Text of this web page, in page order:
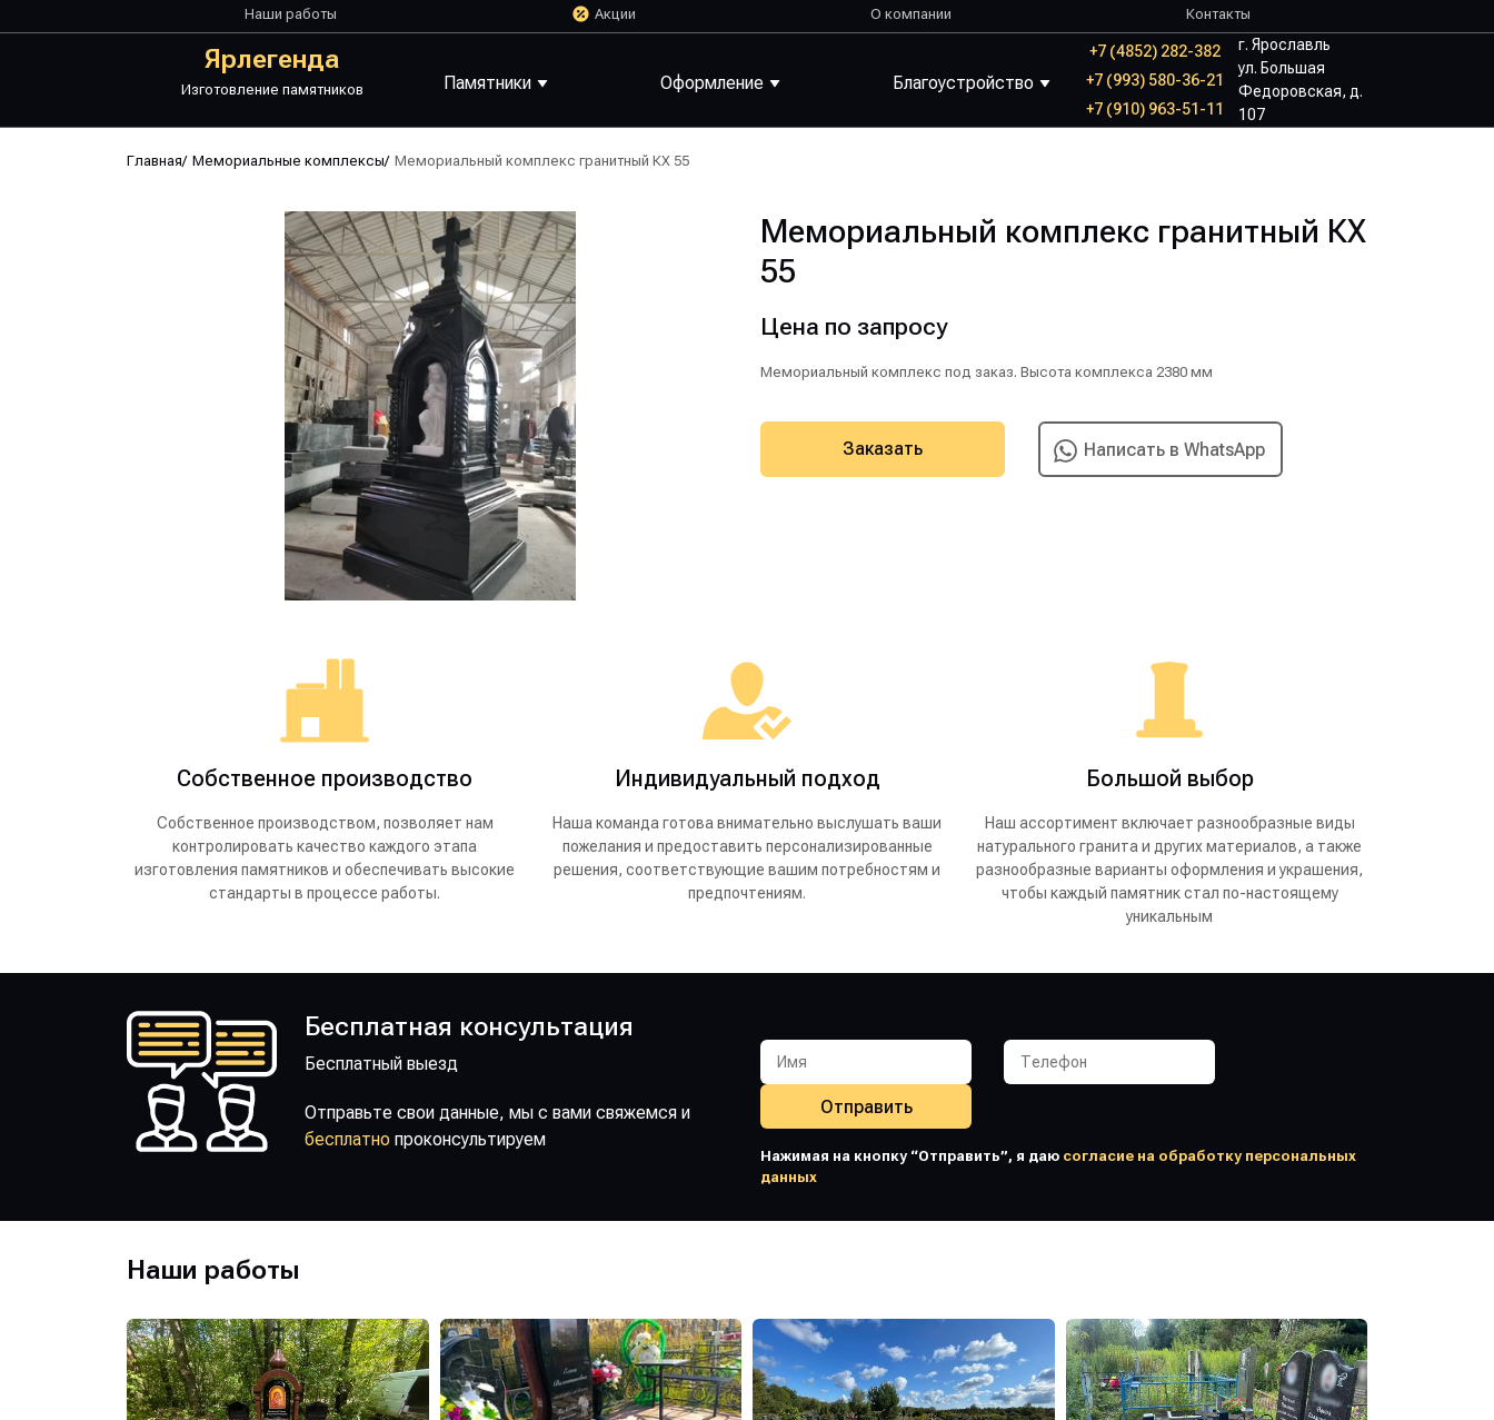
Наши работы Акции О компании Контакты
Ярлегенда
Изготовление памятников Памятники Оформление Благоустройство
+7 (4852) 282-382
+7 (993) 580-36-21
+7 (910) 963-51-11
г. Ярославль
ул. Большая
Федоровская, д.
107
Главная/ Мемориальные комплексы/ Мемориальный комплекс гранитный КХ 55
Мемориальный комплекс гранитный КХ
55
Цена по запросу
Мемориальный комплекс под заказ. Высота комплекса 2380 мм
Заказать Написать в WhatsApp
Собственное производство
Собственное производством, позволяет нам
контролировать качество каждого этапа
изготовления памятников и обеспечивать высокие
стандарты в процессе работы.
Индивидуальный подход
Наша команда готова внимательно выслушать ваши
пожелания и предоставить персонализированные
решения, соответствующие вашим потребностям и
предпочтениям.
Большой выбор
Наш ассортимент включает разнообразные виды
натурального гранита и других материалов, а также
разнообразные варианты оформления и украшения,
чтобы каждый памятник стал по-настоящему
уникальным
Бесплатная консультация
Бесплатный выезд
Отправьте свои данные, мы с вами свяжемся и
бесплатно проконсультируем
Отправить
Нажимая на кнопку “Отправить”, я даю согласие на обработку персональных
данных
Наши работы